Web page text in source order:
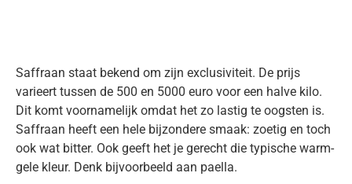
Saffraan staat bekend om zijn exclusiviteit. De prijs
varieert tussen de 500 en 5000 euro voor een halve kilo.
Dit komt voornamelijk omdat het zo lastig te oogsten is.
Saffraan heeft een hele bijzondere smaak: zoetig en toch
ook wat bitter. Ook geeft het je gerecht die typische warm-
gele kleur. Denk bijvoorbeeld aan paella.